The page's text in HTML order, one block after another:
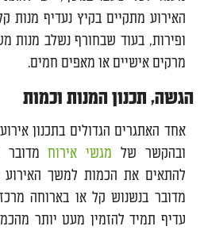
האירוע מתקיים בקיץ נעדיף מנות
ופירות, בעוד שבחורף נשלב מנות
מרקים אישיים או מאפים חמים.
הגשה, תכנון המנות וכמות
אחד האתגרים הגדולים בתכנון
ובהקשר של מגשי אירוחמדובר
להתאים את הכמות למשך האירוע
מדובר בנשנוש קל או בארוחה
עדיף תמיד להזמין מעט יותר